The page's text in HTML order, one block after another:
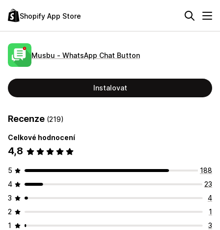
Shopify App Store
Musbu ‑ WhatsApp Chat Button
Instalovat
Recenze (219)
Celkové hodnocení
4,8
5
188
4
23
3
4
2
1
1
3